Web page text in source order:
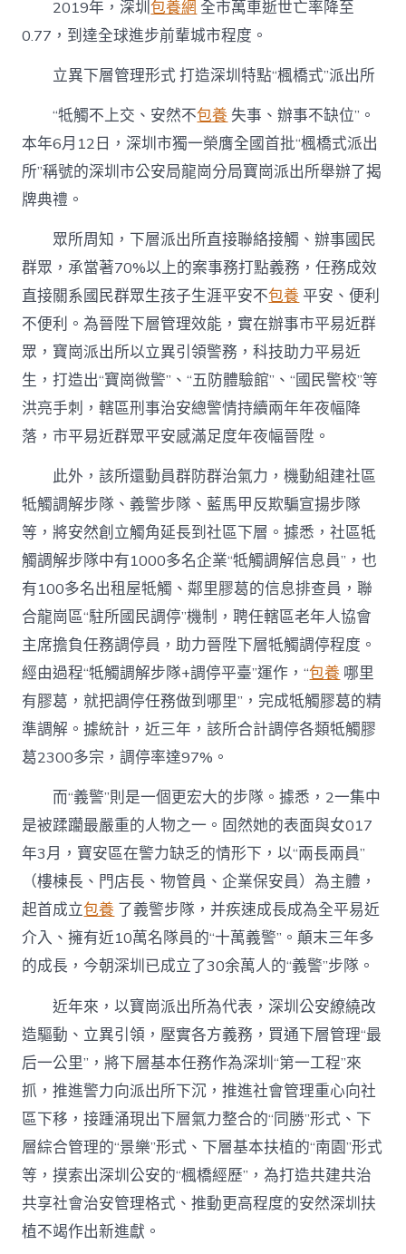
2019年，深圳包養網 全市萬車逝世亡率降至
0.77，到達全球進步前輩城市程度。
立異下層管理形式 打造深圳特點“楓橋式”派出所
“牴觸不上交、安然不包養 失事、辦事不缺位”。
本年6月12日，深圳市獨一榮膺全國首批“楓橋式派出
所”稱號的深圳市公安局龍崗分局寶崗派出所舉辦了揭
牌典禮。
眾所周知，下層派出所直接聯絡接觸、辦事國民
群眾，承當著70%以上的案事務打點義務，任務成效
直接關系國民群眾生孩子生涯平安不包養 平安、便利
不便利。為晉陞下層管理效能，實在辦事市平易近群
眾，寶崗派出所以立異引領警務，科技助力平易近
生，打造出“寶崗微警”、“五防體驗館”、“國民警校”等
洪亮手刺，轄區刑事治安總警情持續兩年年夜幅降
落，市平易近群眾平安感滿足度年夜幅晉陞。
此外，該所還動員群防群治氣力，機動組建社區
牴觸調解步隊、義警步隊、藍馬甲反欺騙宣揚步隊
等，將安然創立觸角延長到社區下層。據悉，社區牴
觸調解步隊中有1000多名企業“牴觸調解信息員”，也
有100多名出租屋牴觸、鄰里膠葛的信息排查員，聯
合龍崗區“駐所國民調停”機制，聘任轄區老年人協會
主席擔負任務調停員，助力晉陞下層牴觸調停程度。
經由過程“牴觸調解步隊+調停平臺”運作，“包養 哪里
有膠葛，就把調停任務做到哪里”，完成牴觸膠葛的精
準調解。據統計，近三年，該所合計調停各類牴觸膠
葛2300多宗，調停率達97%。
而“義警”則是一個更宏大的步隊。據悉，2一集中
是被蹂躪最嚴重的人物之一。固然她的表面與女017
年3月，寶安區在警力缺乏的情形下，以“兩長兩員”
（樓棟長、門店長、物管員、企業保安員）為主體，
起首成立包養 了義警步隊，并疾速成長成為全平易近
介入、擁有近10萬名隊員的“十萬義警”。顛末三年多
的成長，今朝深圳已成立了30余萬人的“義警”步隊。
近年來，以寶崗派出所為代表，深圳公安繚繞改
造驅動、立異引領，壓實各方義務，買通下層管理“最
后一公里”，將下層基本任務作為深圳“第一工程”來
抓，推進警力向派出所下沉，推進社會管理重心向社
區下移，接踵涌現出下層氣力整合的“同勝”形式、下
層綜合管理的“景樂”形式、下層基本扶植的“南園”形式
等，摸索出深圳公安的“楓橋經歷”，為打造共建共治
共享社會治安管理格式、推動更高程度的安然深圳扶
植不竭作出新進獻。